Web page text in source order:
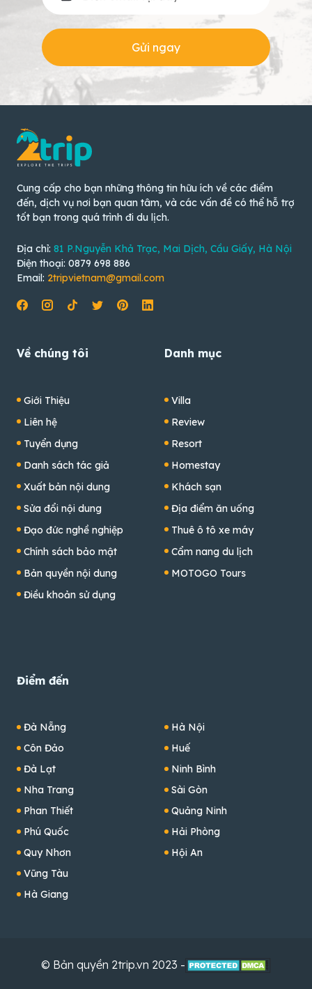
Gửi ngay
Cung cấp cho bạn những thông tin hữu ích về các điểm
đến, dịch vụ nơi bạn quan tâm, và các vấn đề có thể hỗ trợ
tốt bạn trong quá trình đi du lịch.
Địa chỉ: 81 P.Nguyễn Khả Trạc, Mai Dịch, Cầu Giấy, Hà Nội
Điện thoại: 0879 698 886
Email: 2tripvietnam@gmail.com
Về chúng tôi
Giới Thiệu
Liên hệ
Tuyển dụng
Danh sách tác giả
Xuất bản nội dung
Sửa đổi nội dung
Đạo đức nghề nghiệp
Chính sách bảo mật
Bản quyền nội dung
Điều khoản sử dụng
Danh mục
Villa
Review
Resort
Homestay
Khách sạn
Địa điểm ăn uống
Thuê ô tô xe máy
Cẩm nang du lịch
MOTOGO Tours
Điểm đến
Đà Nẵng
Côn Đảo
Đà Lạt
Nha Trang
Phan Thiết
Phú Quốc
Quy Nhơn
Vũng Tàu
Hà Giang
Hà Nội
Huế
Ninh Bình
Sài Gòn
Quảng Ninh
Hải Phòng
Hội An
© Bản quyền 2trip.vn 2023 -